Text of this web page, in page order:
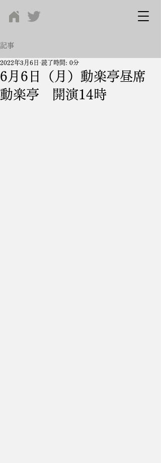
記事
6月6日（月）動楽亭昼席
動楽亭 開演14時
2022年3月6日 読了時間: 0分